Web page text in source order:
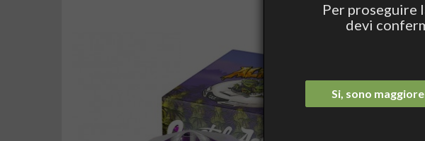
Per proseguire
devi
Si, sono